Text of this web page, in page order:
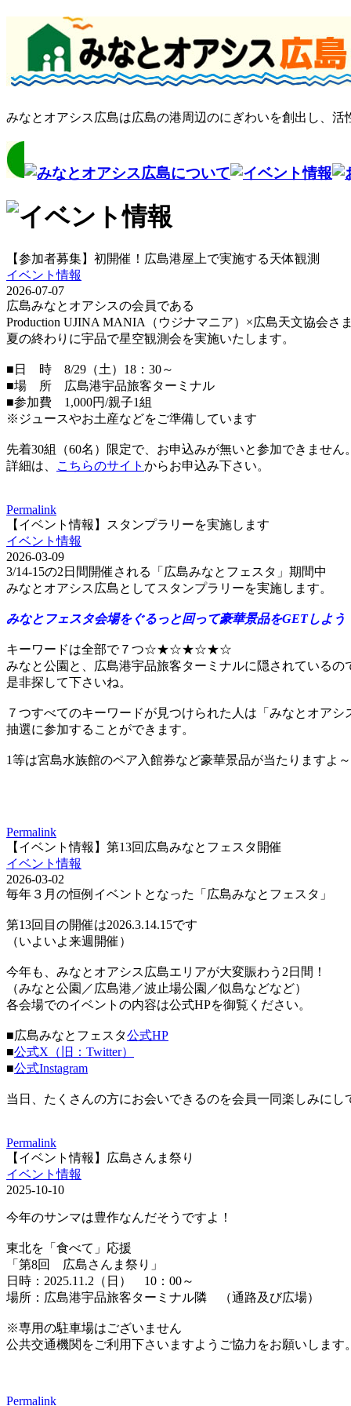
みなとオアシス広島は広島の港周辺のにぎわいを創出し、活
【参加者募集】初開催！広島港屋上で実施する天体観測
イベント情報
2026-07-07
広島みなとオアシスの会員である
Production UJINA MANIA（ウジナマニア）×広島天文協会さ
夏の終わりに宇品で星空観測会を実施いたします。
■日 時 8/29（土）18：30～
■場 所 広島港宇品旅客ターミナル
■参加費 1,000円/親子1組
※ジュースやお土産などをご準備しています
先着30組（60名）限定で、お申込みが無いと参加できません。
詳細は、
こちらのサイト からお申込み下さい。
Permalink
【イベント情報】スタンプラリーを実施します
イベント情報
2026-03-09
3/14-15の2日間開催される「広島みなとフェスタ」期間中
みなとオアシス広島としてスタンプラリーを実施します。
みなとフェスタ会場をぐるっと回って豪華景品をGETしよう
キーワードは全部で７つ☆★☆★☆★☆
みなと公園と、広島港宇品旅客ターミナルに隠されているの
是非探して下さいね。
７つすべてのキーワードが見つけられた人は「みなとオアシ
抽選に参加することができます。
1等は宮島水族館のペア入館券など豪華景品が当たりますよ
Permalink
【イベント情報】第13回広島みなとフェスタ開催
イベント情報
2026-03-02
毎年３月の恒例イベントとなった「広島みなとフェスタ」
第13回目の開催は2026.3.14.15です
（いよいよ来週開催）
今年も、みなとオアシス広島エリアが大変賑わう2日間！
（みなと公園／広島港／波止場公園／似島などなど）
各会場でのイベントの内容は公式HPを御覧ください。
■広島みなとフェスタ公式HP
■公式X（旧：Twitter）
■公式Instagram
当日、たくさんの方にお会いできるのを会員一同楽しみにし
Permalink
【イベント情報】広島さんま祭り
イベント情報
2025-10-10
今年のサンマは豊作なんだそうですよ！
東北を「食べて」応援
「第8回 広島さんま祭り」
日時：2025.11.2（日） 10：00～
場所：広島港宇品旅客ターミナル隣 （通路及び広場）
※専用の駐車場はございません
公共交通機関をご利用下さいますようご協力をお願いします。
Permalink